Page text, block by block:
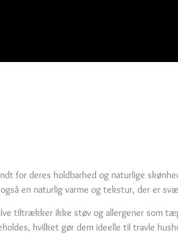
for deres holdbarhed og naturlige
en naturlig varme og tekstur, der er
tiltrækker ikke støv og allergener som
hvilket gør dem ideelle til travle